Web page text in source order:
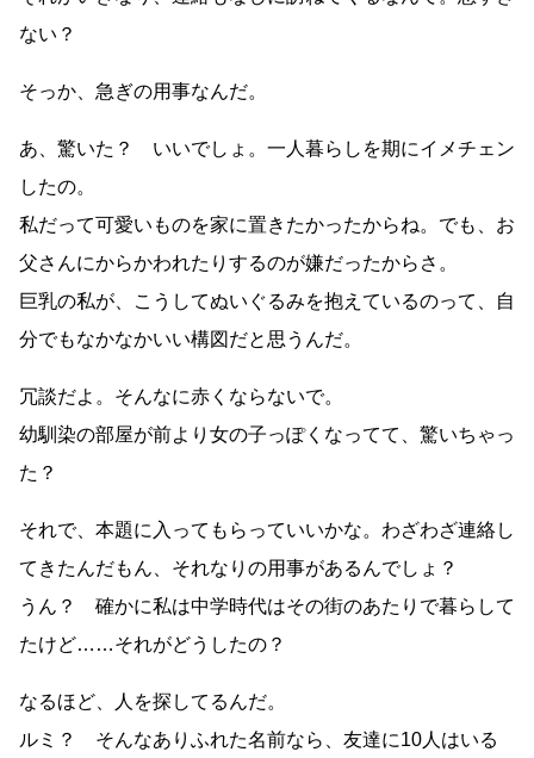
ない？
そっか、急ぎの用事なんだ。
あ、驚いた？ いいでしょ。一人暮らしを期にイメチェン
したの。
私だって可愛いものを家に置きたかったからね。でも、お
父さんにからかわれたりするのが嫌だったからさ。
巨乳の私が、こうしてぬいぐるみを抱えているのって、自
分でもなかなかいい構図だと思うんだ。
冗談だよ。そんなに赤くならないで。
幼馴染の部屋が前より女の子っぽくなってて、驚いちゃっ
た？
それで、本題に入ってもらっていいかな。わざわざ連絡し
てきたんだもん、それなりの用事があるんでしょ？
うん？ 確かに私は中学時代はその街のあたりで暮らして
たけど……それがどうしたの？
なるほど、人を探してるんだ。
ルミ？ そんなありふれた名前なら、友達に10人はいる